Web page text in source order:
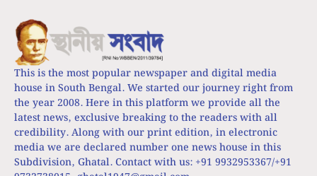
This is the most popular newspaper and digital media
house in South Bengal. We started our journey right from
the year 2008. Here in this platform we provide all the
latest news, exclusive breaking to the readers with all
credibility. Along with our print edition, in electronic
media we are declared number one news house in this
Subdivision, Ghatal. Contact with us: +91 9932953367/+91